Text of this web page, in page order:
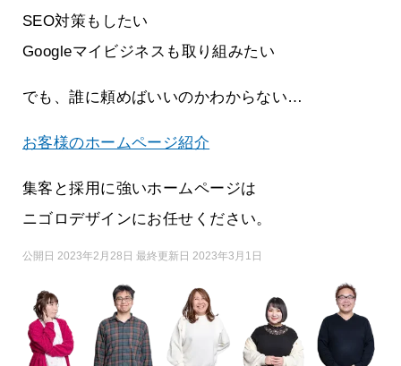
SEO対策もしたい
Googleマイビジネスも取り組みたい
でも、誰に頼めばいいのかわからない…
お客様のホームページ紹介
集客と採用に強いホームページは
ニゴロデザインにお任せください。
公開日 2023年2月28日 最終更新日 2023年3月1日